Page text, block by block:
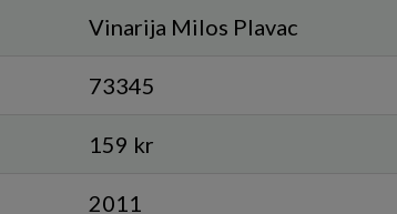
Vinarija Milos Plavac
73345
159 kr
2011